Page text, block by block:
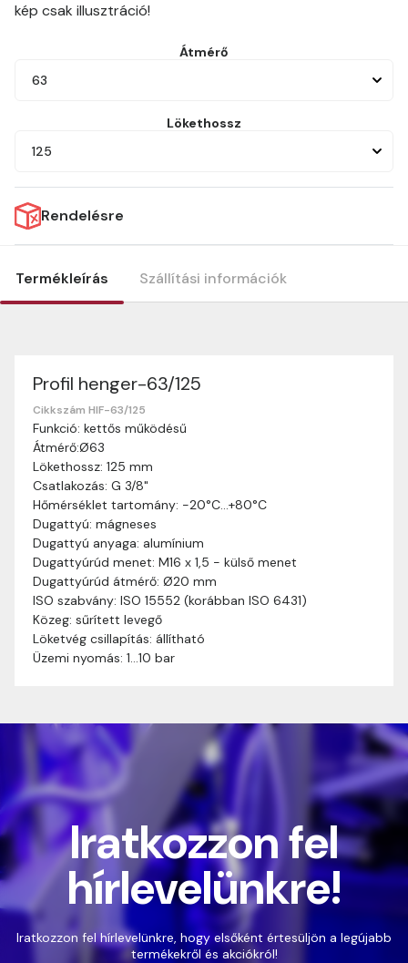
kép csak illusztráció!
Átmérő
63
Lökethossz
125
Rendelésre
Termékleírás Szállítási információk
Profil henger-63/125
Cikkszám HIF-63/125
Funkció: kettős működésű
Átmérő:Ø63
Lökethossz: 125 mm
Csatlakozás: G 3/8"
Hőmérséklet tartomány: -20°C…+80°C
Dugattyú: mágneses
Dugattyú anyaga: alumínium
Dugattyúrúd menet: M16 x 1,5 - külső menet
Dugattyúrúd átmérő: Ø20 mm
ISO szabvány: ISO 15552 (korábban ISO 6431)
Közeg: sűrített levegő
Löketvég csillapítás: állítható
Üzemi nyomás: 1…10 bar
Szállítási információk
Nagyon köszönjük, hogy webshopunkat választottátok
vásárlásaitokhoz. Az alábbiakban megtaláljátok szállítási
információinkat, hogy a vásárlásotok gördülékenyen és
zökkenőmentesen történhessen.
Szállítási idő:Általában a megrendeléseket 2-5
munkanapon belül kézbesítjük. Amennyiben
valamilyen okból kifolyólag a szállítás hosszabb
ideig tart, előre értesítünk benneteket.
Szállítási díj:A szállítási díj függ a termék súlyától
és a szállítási cím távolságától. A pontos szállítási
díjat a vásárlás folyamata során megtekinthetitek,
mielőtt a rendelést véglegesítitek.
Iratkozzon fel
hírlevelünkre!
Iratkozzon fel hírlevelünkre, hogy elsőként értesüljön a legújabb
termékekről és akciókról!